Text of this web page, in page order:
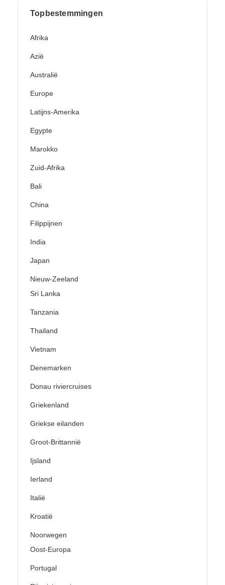
Topbestemmingen
Afrika
Azië
Australië
Europe
Latijns-Amerika
Egypte
Marokko
Zuid-Afrika
Bali
China
Filippijnen
India
Japan
Nieuw-Zeeland
Sri Lanka
Tanzania
Thailand
Vietnam
Denemarken
Donau riviercruises
Griekenland
Griekse eilanden
Groot-Brittannië
Ijsland
Ierland
Italië
Kroatië
Noorwegen
Oost-Europa
Portugal